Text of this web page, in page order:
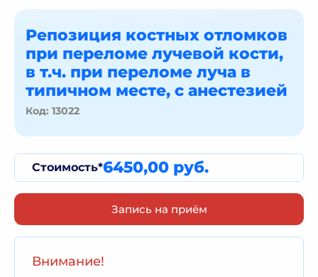
Репозиция костных отломков
при переломе лучевой кости,
в т.ч. при переломе луча в
типичном месте, с анестезией
Код: 13022
Стоимость*6450,00 руб.
Запись на приём
Внимание!